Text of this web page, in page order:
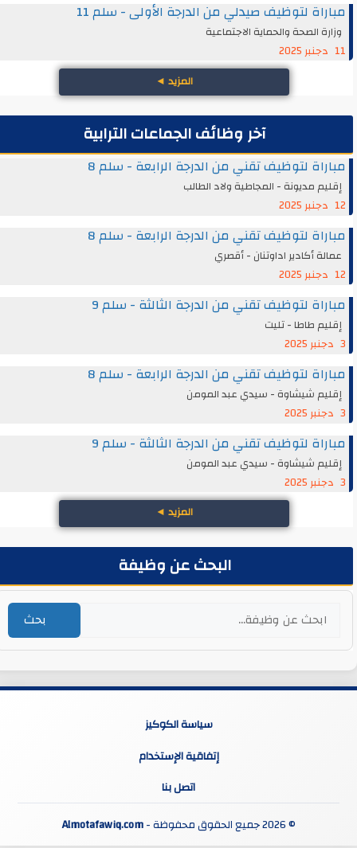
مباراة لتوظيف صيدلي من الدرجة الأولى - سلم 11
وزارة الصحة والحماية الاجتماعية
11 دجنبر 2025
المزيد◄
آخر وظائف الجماعات الترابية
مباراة لتوظيف تقني من الدرجة الرابعة - سلم 8
إقليم مديونة - المجاطية ولاد الطالب
12 دجنبر 2025
مباراة لتوظيف تقني من الدرجة الرابعة - سلم 8
عمالة أكادير اداوتنان - أقصري
12 دجنبر 2025
مباراة لتوظيف تقني من الدرجة الثالثة - سلم 9
إقليم طاطا - تليت
مباراة لتوظيف تقني من الدرجة الرابعة - سلم 8
إقليم شيشاوة - سيدي عبد المومن
مباراة لتوظيف تقني من الدرجة الثالثة - سلم 9
إقليم شيشاوة - سيدي عبد المومن
المزيد◄
البحث عن وظيفة
بحث
سياسة الكوكيز
إتفاقية الإستخدام
اتصل بنا
© 2026 جميع الحقوق محفوظة -
Almotafawiq.com